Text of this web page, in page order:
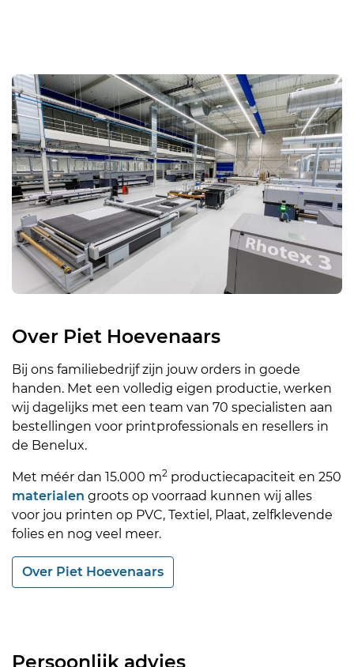
Over Piet Hoevenaars
Bij ons familiebedrijf zijn jouw orders in goede
handen. Met een volledig eigen productie, werken
wij dagelijks met een team van 70 specialisten aan
bestellingen voor printprofessionals en resellers in
de Benelux.
Met méér dan 15.000 m2 productiecapaciteit en 250
materialen groots op voorraad kunnen wij alles
voor jou printen op PVC, Textiel, Plaat, zelfklevende
folies en nog veel meer.
Over Piet Hoevenaars
Persoonlijk advies